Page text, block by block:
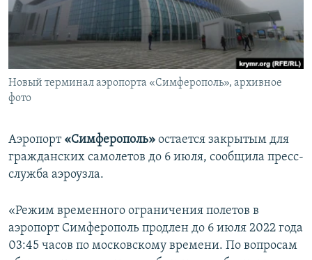
ПОБЕДИТЕЛЕЙ НЕ СУДЯТ?
КРЫМ.НЕПОКОРЕННЫЙ
УКРАИНСКАЯ ПРОБЛЕМА КРЫМА
ПРИСОЕДИНЯЙТЕСЬ!
Новый терминал аэропорта «Симферополь», архивное
фото
Аэропорт «Симферополь» остается закрытым для
гражданских самолетов до 6 июля, сообщила пресс-
служба аэроузла.
«Режим временного ограничения полетов в
аэропорт Симферополь продлен до 6 июля 2022 года
03:45 часов по московскому времени. По вопросам